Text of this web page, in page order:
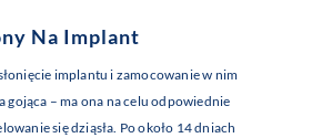
Na Implant
implantu i zamocowanie w nim
gojąca – ma ona na celu odpowiednie
się dziąsła. Po około 14 dniach